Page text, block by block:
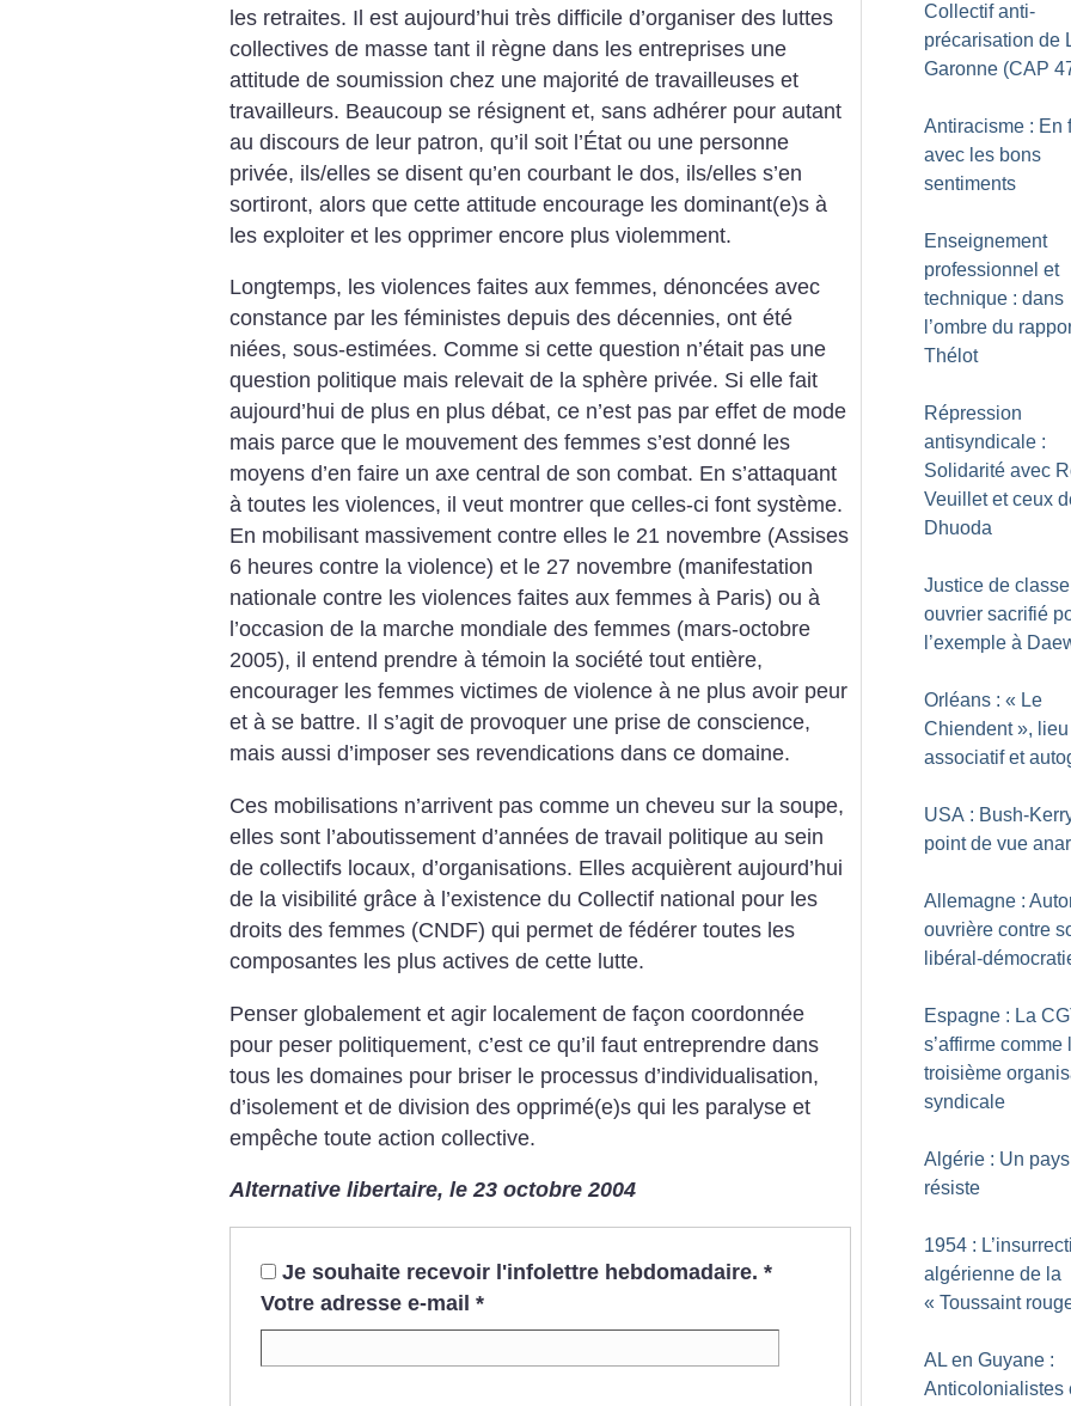
les retraites. Il est aujourd’hui très difficile d’organiser des luttes
collectives de masse tant il règne dans les entreprises une
attitude de soumission chez une majorité de travailleuses et
travailleurs. Beaucoup se résignent et, sans adhérer pour autant
au discours de leur patron, qu’il soit l’État ou une personne
privée, ils/elles se disent qu’en courbant le dos, ils/elles s’en
sortiront, alors que cette attitude encourage les dominant(e)s à
les exploiter et les opprimer encore plus violemment.
Longtemps, les violences faites aux femmes, dénoncées avec
constance par les féministes depuis des décennies, ont été
niées, sous-estimées. Comme si cette question n’était pas une
question politique mais relevait de la sphère privée. Si elle fait
aujourd’hui de plus en plus débat, ce n’est pas par effet de mode
mais parce que le mouvement des femmes s’est donné les
moyens d’en faire un axe central de son combat. En s’attaquant
à toutes les violences, il veut montrer que celles-ci font système.
En mobilisant massivement contre elles le 21 novembre (Assises
6 heures contre la violence) et le 27 novembre (manifestation
nationale contre les violences faites aux femmes à Paris) ou à
l’occasion de la marche mondiale des femmes (mars-octobre
2005), il entend prendre à témoin la société tout entière,
encourager les femmes victimes de violence à ne plus avoir peur
et à se battre. Il s’agit de provoquer une prise de conscience,
mais aussi d’imposer ses revendications dans ce domaine.
Ces mobilisations n’arrivent pas comme un cheveu sur la soupe,
elles sont l’aboutissement d’années de travail politique au sein
de collectifs locaux, d’organisations. Elles acquièrent aujourd’hui
de la visibilité grâce à l’existence du Collectif national pour les
droits des femmes (CNDF) qui permet de fédérer toutes les
composantes les plus actives de cette lutte.
Penser globalement et agir localement de façon coordonnée
pour peser politiquement, c’est ce qu’il faut entreprendre dans
tous les domaines pour briser le processus d’individualisation,
d’isolement et de division des opprimé(e)s qui les paralyse et
empêche toute action collective.
Alternative libertaire, le 23 octobre 2004
Je souhaite recevoir l'infolettre hebdomadaire. *
Votre adresse e-mail *
Collectif anti-
précarisation de
Garonne (CAP
Antiracisme : En
avec les bons
sentiments
Enseignement
professionnel et
technique : dans
l’ombre du
Thélot
Répression
antisyndicale :
Solidarité avec
Veuillet et ceux
Dhuoda
Justice de
ouvrier sacrifié
l’exemple à
Orléans : « Le
Chiendent », lieu
associatif et
USA : Bush-
point de vue
Allemagne :
ouvrière contre
libéral-
Espagne : La
s’affirme comme
troisième
syndicale
Algérie : Un
résiste
1954 :
algérienne de la
« Toussaint
AL en Guyane :
Anticolonialistes